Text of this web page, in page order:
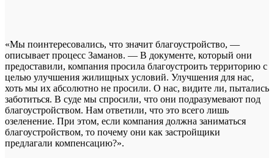
«Мы поинтересовались, что значит благоустройство, —
описывает процесс Заманов. — В документе, который они
предоставили, компания просила благоустроить территорию с
целью улучшения жилищных условий. Улучшения для нас,
хоть мы их абсолютно не просили. О нас, видите ли, пытались
заботиться. В суде мы спросили, что они подразумевают под
благоустройством. Нам ответили, что это всего лишь
озеленение. При этом, если компания должна заниматься
благоустройством, то почему они как застройщики
предлагали компенсацию?».